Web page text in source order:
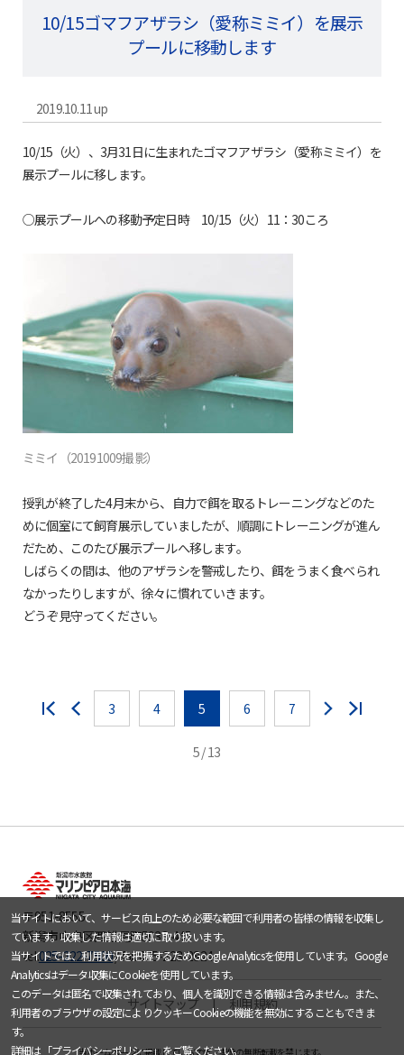
10/15ゴマフアザラシ（愛称ミミイ）を展示
プールに移動します
2019.10.11 up
10/15（火）、3月31日に生まれたゴマフアザラシ（愛称ミミイ）を
展示プールに移します。
○展示プールへの移動予定日時 10/15（火）11：30ころ
ミミイ（20191009撮影）
授乳が終了した4月末から、自力で餌を取るトレーニングなどのた
めに個室にて飼育展示していましたが、順調にトレーニングが進ん
だため、このたび展示プールへ移します。
しばらくの間は、他のアザラシを警戒したり、餌をうまく食べられ
なかったりしますが、徐々に慣れていきます。
どうぞ見守ってください。
5 / 13
3 4 5 6 7
〒951-8555
新潟市中央区西船見町5932-445
tel.025-222-7500/ fax.025-223-2824
サイトマップ 利用規約
当ホームページに掲載している文章・画像の無断転載を禁じます。
当サイトにおいて、サービス向上のため必要な範囲で利用者の皆様の情報を収集し
ています。収集した情報は適切に取り扱います。
当サイトでは、利用状況を把握するためGoogle Analyticsを使用しています。Google
Analyticsはデータ収集にCookieを使用しています。
このデータは匿名で収集されており、個人を識別できる情報は含みません。また、
利用者のブラウザの設定によりクッキーCookieの機能を無効にすることもできま
す。
詳細は「プライバシーポリシー」をご覧ください。